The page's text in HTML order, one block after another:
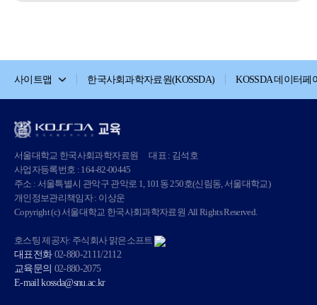
사이트맵 한국사회과학자료원(KOSSDA) KOSSDA 데이터페
서울대학교 한국사회과학자료원
대표 : 김석호
사업자등록번호 : 164-82-00445
주소 : 서울특별시 관악구 관악로 1, 101동 250호(신림동, 서울대학교)
개인정보관리책임자 : 이상운
Copyright (c) 서울대학교 한국사회과학자료원 All Rights Reserved.
호스팅 제공자: 주식회사 맑은소프트
대표전화02-880-2111/2112
교육문의 02-880-2075
E-mail kossda@snu.ac.kr